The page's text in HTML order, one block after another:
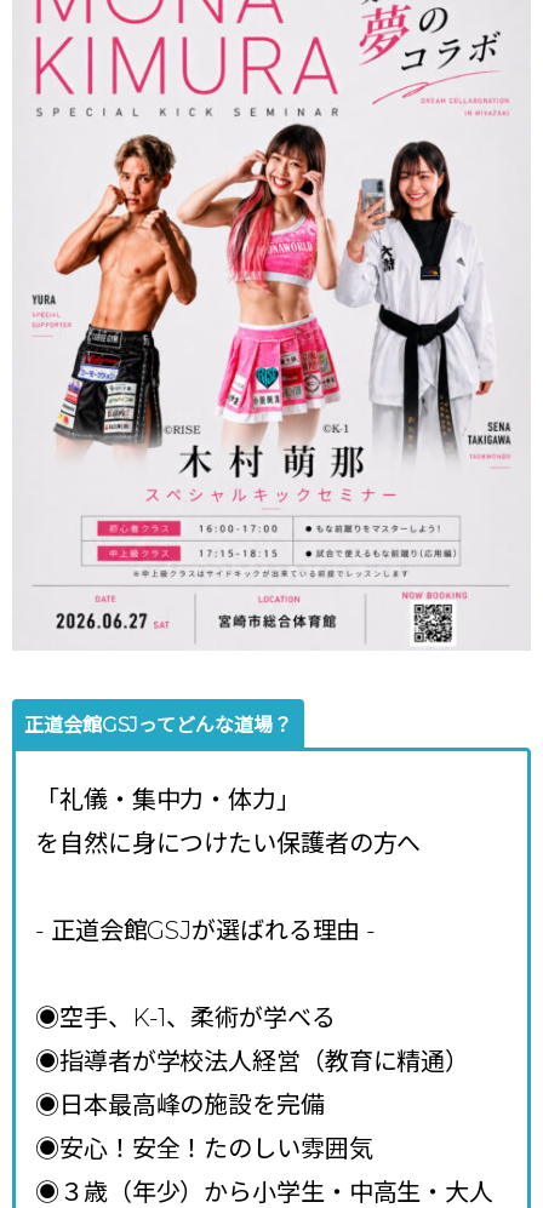
正道会館GSJってどんな道場？
「礼儀・集中力・体力」
を自然に身につけたい保護者の方へ
- 正道会館GSJが選ばれる理由 -
◉空手、K-1、柔術が学べる
◉指導者が学校法人経営（教育に精通）
◉日本最高峰の施設を完備
◉安心！安全！たのしい雰囲気
◉３歳（年少）から小学生・中高生・大人